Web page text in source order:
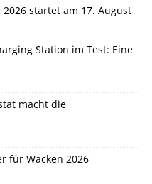
startet am 17. August
Station im Test: Eine
macht die
für Wacken 2026